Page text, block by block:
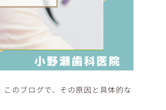
のブログで、その原因と具体的な